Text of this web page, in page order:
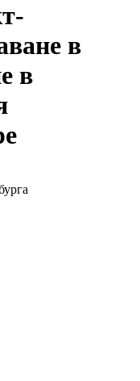
в
в